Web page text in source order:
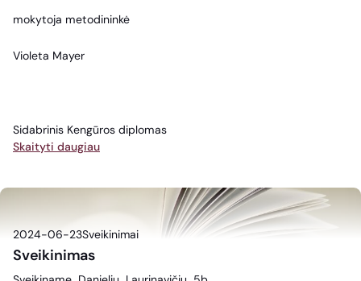
mokytoja metodininkė
Violeta Mayer
Sidabrinis Kengūros diplomas
Skaityti daugiau
2024-06-23Sveikinimai
Sveikinimas